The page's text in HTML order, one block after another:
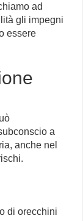
ad
gli impegni
essere
a
anche nel
di orecchini